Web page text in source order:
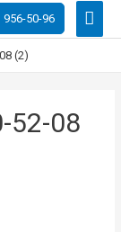
956-50-96
(2)
52-08